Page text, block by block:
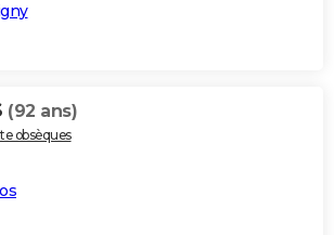
(92 ans)
obsèques